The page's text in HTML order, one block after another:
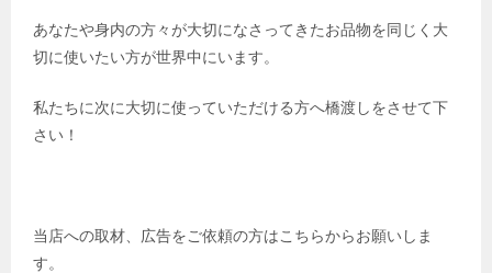
あなたや身内の方々が大切になさってきたお品物を同じく大
切に使いたい方が世界中にいます。
私たちに次に大切に使っていただける方へ橋渡しをさせて下
さい！
当店への取材、広告をご依頼の方はこちらからお願いしま
す。